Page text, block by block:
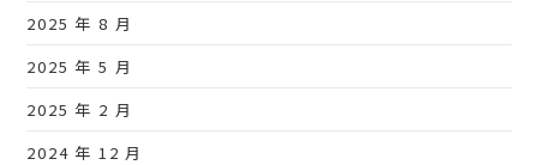
2025 年 8 月
2025 年 5 月
2025 年 2 月
2024 年 12 月